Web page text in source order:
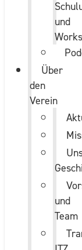
und
Über
den
Verein
und
Team